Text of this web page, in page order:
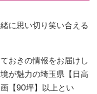
に思い切り笑い合える
おきの情報をお届けし
が魅力の埼玉県【日高
【90坪】以上とい